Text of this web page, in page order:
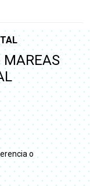
MAREAS
o